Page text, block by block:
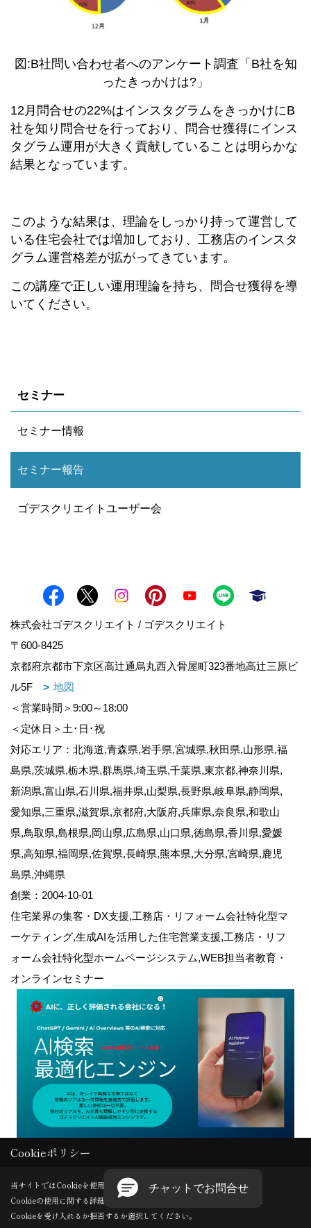
図:B社問い合わせ者へのアンケート調査「B社を知
ったきっかけは?」
12月問合せの22%はインスタグラムをきっかけにB
社を知り問合せを行っており、問合せ獲得にインス
タグラム運用が大きく貢献していることは明らかな
結果となっています。
このような結果は、理論をしっかり持って運営して
いる住宅会社では増加しており、工務店のインスタ
グラム運営格差が拡がってきています。
この講座で正しい運用理論を持ち、問合せ獲得を導
いてください。
セミナー
セミナー情報
セミナー報告
ゴデスクリエイトユーザー会
株式会社ゴデスクリエイト / ゴデスクリエイト
〒600-8425
京都府京都市下京区高辻通烏丸西入骨屋町323番地高辻三原ビ
ル5F
地図
＜営業時間＞9:00～18:00
＜定休日＞土･日･祝
対応エリア：北海道,青森県,岩手県,宮城県,秋田県,山形県,福
島県,茨城県,栃木県,群馬県,埼玉県,千葉県,東京都,神奈川県,
新潟県,富山県,石川県,福井県,山梨県,長野県,岐阜県,静岡県,
愛知県,三重県,滋賀県,京都府,大阪府,兵庫県,奈良県,和歌山
県,鳥取県,島根県,岡山県,広島県,山口県,徳島県,香川県,愛媛
県,高知県,福岡県,佐賀県,長崎県,熊本県,大分県,宮崎県,鹿児
島県,沖縄県
創業：2004-10-01
住宅業界の集客・DX支援,工務店・リフォーム会社特化型マ
ーケティング,生成AIを活用した住宅営業支援,工務店・リフ
ォーム会社特化型ホームページシステム,WEB担当者教育・
オンラインセミナー
Copyright (c) GODDESS CREATE. All Rights Reserved.
Produced byゴデスクリエイト
Cookieポリシー
当サイトではCookieを使用します。
Cookieの使用に関する詳細は 「プライバシーポリシー
」をご覧ください。
Cookieを受け入れるか拒否するか選択してください。